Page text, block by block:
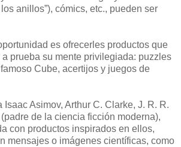
anillos”), cómics, etc., pueden ser
es ofrecerles productos que
a prueba su mente privilegiada: puzzles
Cube, acertijos y juegos de
Isaac Asimov, Arthur C. Clarke, J. R. R.
de la ciencia ficción moderna),
con productos inspirados en ellos,
mensajes o imágenes científicas, como